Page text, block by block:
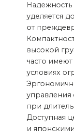
уделяется
от
высокой
часто
условиях
управления
при
Доступная
и